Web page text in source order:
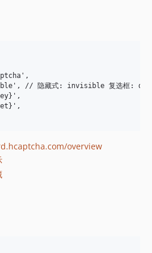
// 隐藏式: invisible 复选框:
overview